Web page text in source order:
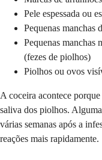
Pele espessada ou
Pequenas manchas
Pequenas manchas
(fezes de piolhos)
Piolhos ou ovos
A coceira acontece
saliva dos piolhos.
várias semanas após a
reações mais rapidamente.